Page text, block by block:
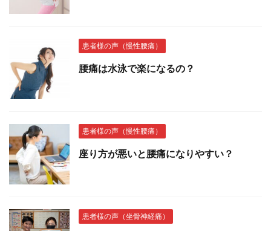
患者様の声（慢性腰痛）
腰痛は水泳で楽になるの？
患者様の声（慢性腰痛）
座り方が悪いと腰痛になりやすい？
患者様の声（坐骨神経痛）